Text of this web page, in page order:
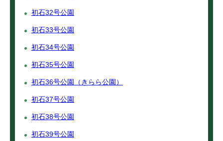
初石32号公園
初石33号公園
初石34号公園
初石35号公園
初石36号公園（きらら公園）
初石37号公園
初石38号公園
初石39号公園